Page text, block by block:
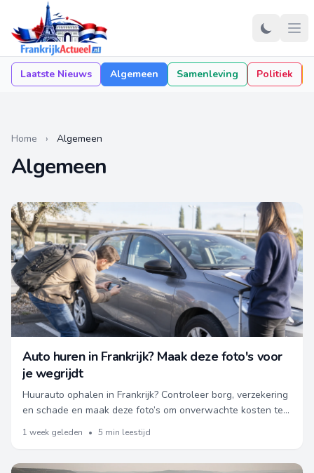
Laatste Nieuws Algemeen Samenleving Politiek
Home › Algemeen
Algemeen
Auto huren in Frankrijk? Maak deze foto's voor
je wegrijdt
Huurauto ophalen in Frankrijk? Controleer borg, verzekering
en schade en maak deze foto’s om onverwachte kosten te
voorkomen.
1 week geleden • 5 min leestijd